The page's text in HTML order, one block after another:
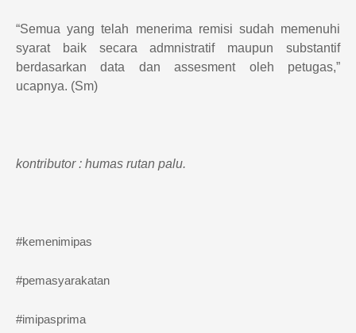
“Semua yang telah menerima remisi sudah memenuhi
syarat baik secara admnistratif maupun substantif
berdasarkan data dan assesment oleh petugas,”
ucapnya. (Sm)
kontributor : humas rutan palu.
#kemenimipas
#pemasyarakatan
#imipasprima